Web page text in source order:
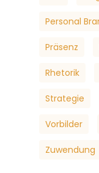
Personal
Präsenz
Rhetorik
Strategie
Vorbilder
Zuwendung